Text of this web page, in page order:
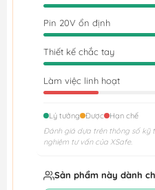
Pin 20V ổn định
Thiết kế chắc tay
Làm việc linh hoạt
Lý tưởng Được
Hạn chế
Đánh giá dựa trên thông số kỹ
nghiệm tư vấn của XSafe.
Sản phẩm này dành